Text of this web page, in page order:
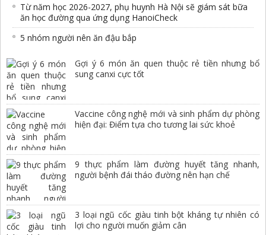
Từ năm học 2026-2027, phụ huynh Hà Nội sẽ giám sát bữa
ăn học đường qua ứng dụng HanoiCheck
5 nhóm người nên ăn đậu bắp
Gợi ý 6 món ăn quen thuộc rẻ tiền nhưng bổ
sung canxi cực tốt
Vaccine công nghệ mới và sinh phẩm dự phòng
hiện đại: Điểm tựa cho tương lai sức khoẻ
9 thực phẩm làm đường huyết tăng nhanh,
người bệnh đái tháo đường nên hạn chế
3 loại ngũ cốc giàu tinh bột kháng tự nhiên có
lợi cho người muốn giảm cân